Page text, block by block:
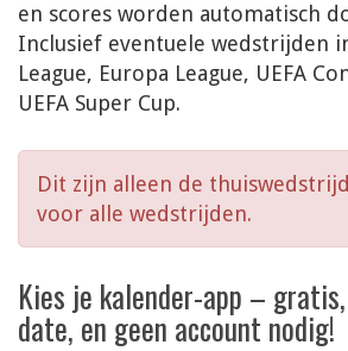
en scores worden automatisch
Inclusief eventuele wedstrijden
League, Europa League, UEFA
UEFA Super Cup.
Dit zijn alleen de
voor alle wedstrijden.
Kies je kalender-app –
date, en geen account nodig!